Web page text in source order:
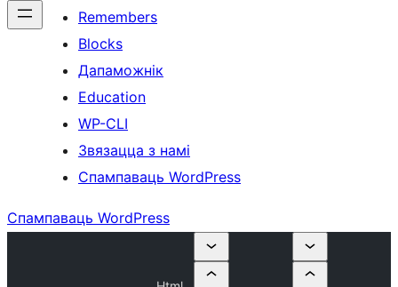
Remembers
Blocks
Дапаможнік
Education
WP-CLI
Звязацца з намі
Спампаваць WordPress
Спампаваць WordPress